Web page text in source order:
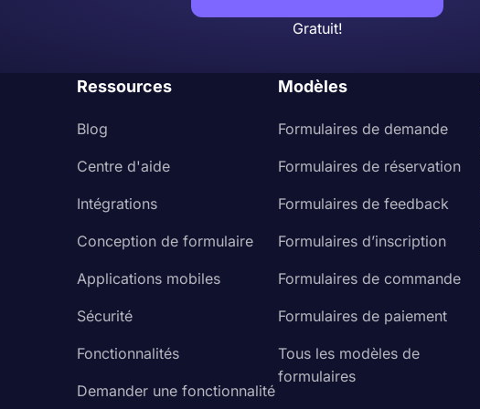
Gratuit!
Ressources
Blog
Centre d'aide
Intégrations
Conception de formulaire
Applications mobiles
Sécurité
Fonctionnalités
Demander une fonctionnalité
Modèles
Formulaires de demande
Formulaires de réservation
Formulaires de feedback
Formulaires d’inscription
Formulaires de commande
Formulaires de paiement
Tous les modèles de
formulaires